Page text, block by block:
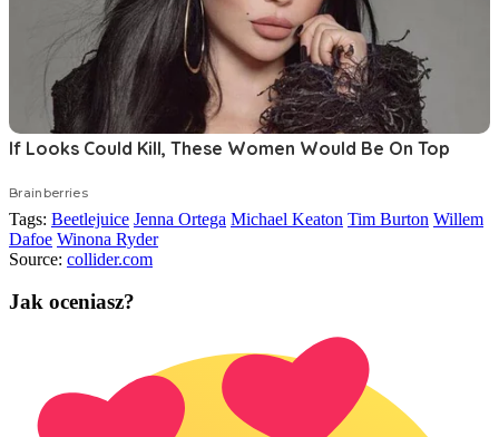
Tags: Beetlejuice Jenna Ortega Michael Keaton Tim Burton Willem
Dafoe Winona Ryder
Source: collider.com
Jak oceniasz?